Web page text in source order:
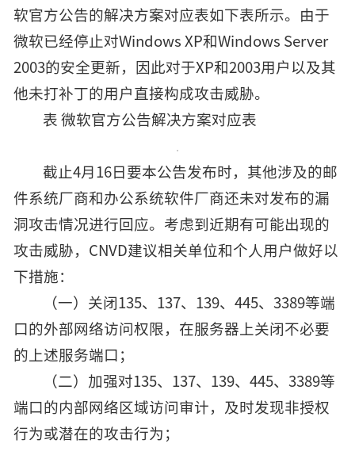
软官方公告的解决方案对应表如下表所示。由于
微软已经停止对Windows XP和Windows Server
2003的安全更新，因此对于XP和2003用户以及其
他未打补丁的用户直接构成攻击威胁。
表 微软官方公告解决方案对应表
截止4月16日要本公告发布时，其他涉及的邮
件系统厂商和办公系统软件厂商还未对发布的漏
洞攻击情况进行回应。考虑到近期有可能出现的
攻击威胁，CNVD建议相关单位和个人用户做好以
下措施：
（一）关闭135、137、139、445、3389等端
口的外部网络访问权限，在服务器上关闭不必要
的上述服务端口；
（二）加强对135、137、139、445、3389等
端口的内部网络区域访问审计，及时发现非授权
行为或潜在的攻击行为；